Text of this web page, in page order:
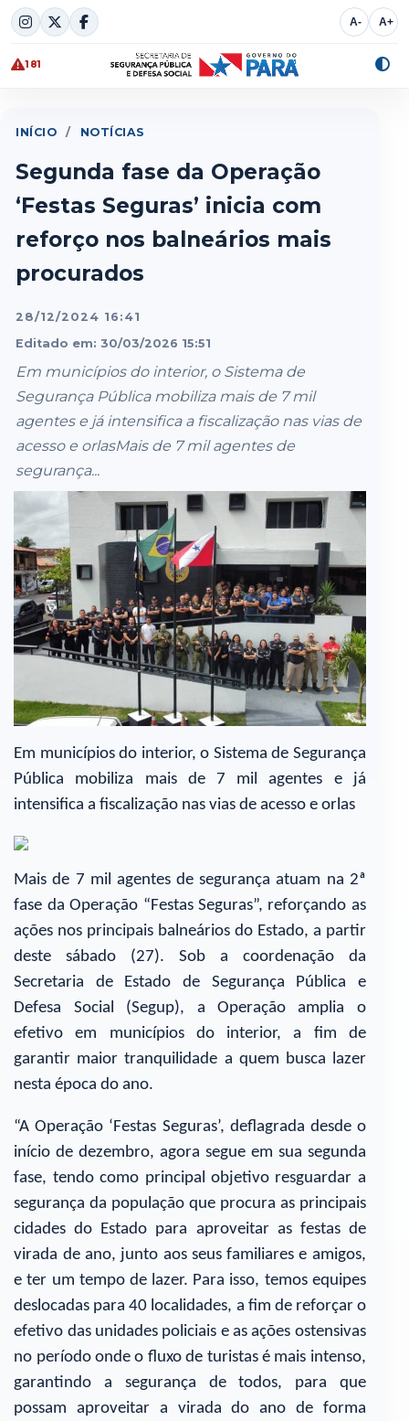
Skip
to
content
A- A+
181
INÍCIO / NOTÍCIAS
Segunda fase da Operação
‘Festas Seguras’ inicia com
reforço nos balneários mais
procurados
28/12/2024 16:41
Editado em: 30/03/2026 15:51
Em municípios do interior, o Sistema de
Segurança Pública mobiliza mais de 7 mil
agentes e já intensifica a fiscalização nas vias de
acesso e orlasMais de 7 mil agentes de
segurança...
Em municípios do interior, o Sistema de Segurança
Pública mobiliza mais de 7 mil agentes e já
intensifica a fiscalização nas vias de acesso e orlas
Mais de 7 mil agentes de segurança atuam na 2ª
fase da Operação “Festas Seguras”, reforçando as
ações nos principais balneários do Estado, a partir
deste sábado (27). Sob a coordenação da
Secretaria de Estado de Segurança Pública e
Defesa Social (Segup), a Operação amplia o
efetivo em municípios do interior, a fim de
garantir maior tranquilidade a quem busca lazer
nesta época do ano.
“A Operação ‘Festas Seguras’, deflagrada desde o
início de dezembro, agora segue em sua segunda
fase, tendo como principal objetivo resguardar a
segurança da população que procura as principais
cidades do Estado para aproveitar as festas de
virada de ano, junto aos seus familiares e amigos,
e ter um tempo de lazer. Para isso, temos equipes
deslocadas para 40 localidades, a fim de reforçar o
efetivo das unidades policiais e as ações ostensivas
no período onde o fluxo de turistas é mais intenso,
garantindo a segurança de todos, para que
possam aproveitar a virada do ano de forma